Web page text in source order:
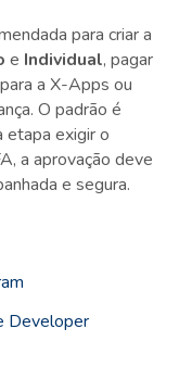
para criar a
e Individual, pagar
a X-Apps ou
O padrão é
etapa exigir o
a aprovação deve
e segura.
Developer